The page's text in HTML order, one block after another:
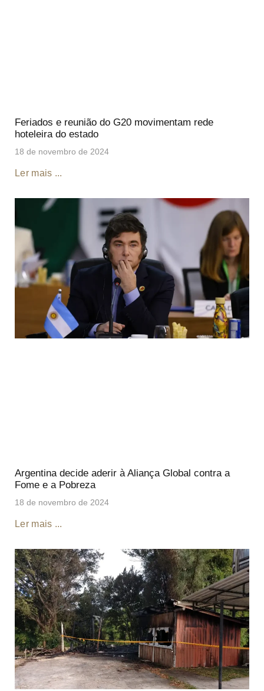
Feriados e reunião do G20 movimentam rede
hoteleira do estado
18 de novembro de 2024
Ler mais ...
Argentina decide aderir à Aliança Global contra a
Fome e a Pobreza
18 de novembro de 2024
Ler mais ...